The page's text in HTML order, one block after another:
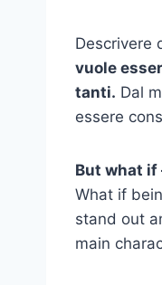
Descrivere
vuole
tanti. Dal
essere
But what if
What if
stand out
main